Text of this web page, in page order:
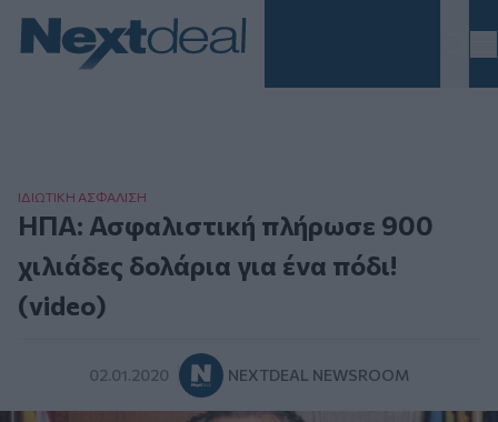
ΙΔΙΩΤΙΚΗ ΑΣΦAΛΙΣΗ
ΗΠΑ: Ασφαλιστική πλήρωσε 900
χιλιάδες δολάρια για ένα πόδι!
(video)
02.01.2020 NEXTDEAL NEWSROOM